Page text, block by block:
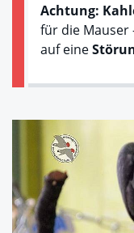
Achtung:
für die Mauser
auf eine